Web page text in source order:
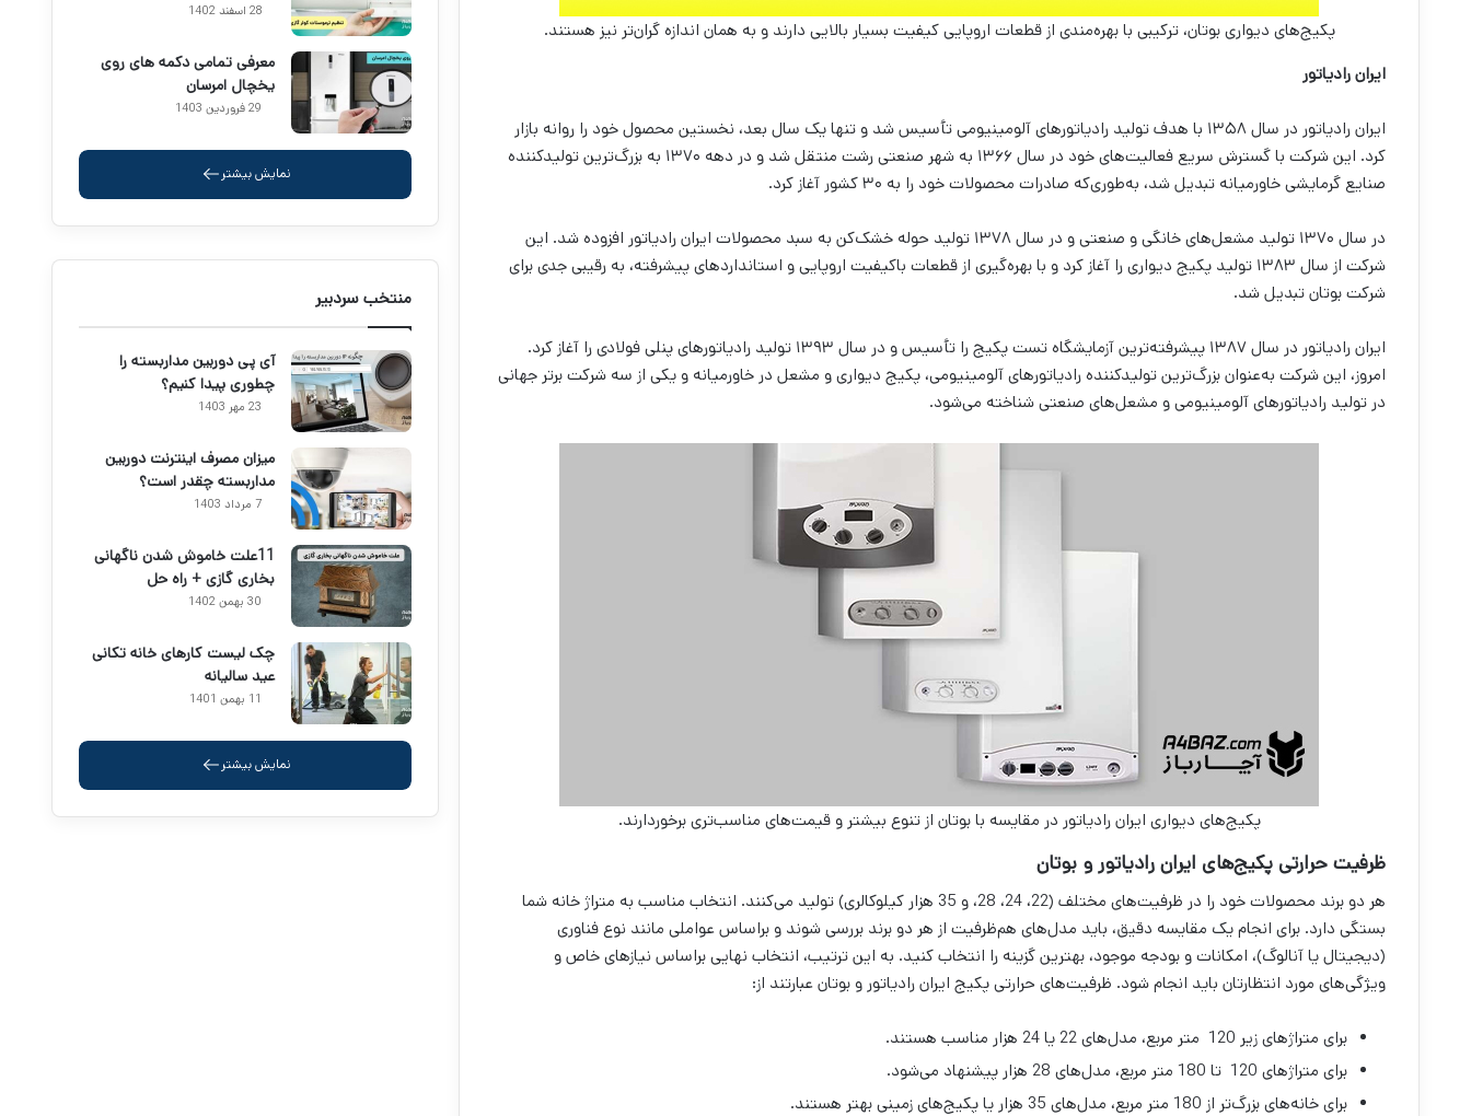
پکیج‌های دیواری بوتان، ترکیبی با بهر‌ه‌مندی از قطعات اروپایی کیفیت بسیار بالایی دارند و به همان اندازه گران‌تر نیز هستند.
ایران رادیاتور
ایران رادیاتور در سال ۱۳۵۸ با هدف تولید رادیاتورهای آلومینیومی تأسیس شد و تنها یک سال بعد، نخستین محصول خود را روانه بازار
کرد. این شرکت با گسترش سریع فعالیت‌های خود در سال ۱۳۶۶ به شهر صنعتی رشت منتقل شد و در دهه ۱۳۷۰ به بزرگ‌ترین تولیدکننده
صنایع گرمایشی خاورمیانه تبدیل شد، به‌طوری‌که صادرات محصولات خود را به ۳۰ کشور آغاز کرد.
در سال ۱۳۷۰ تولید مشعل‌های خانگی و صنعتی و در سال ۱۳۷۸ تولید حوله خشک‌کن به سبد محصولات ایران رادیاتور افزوده شد. این
شرکت از سال ۱۳۸۳ تولید پکیج دیواری را آغاز کرد و با بهره‌گیری از قطعات باکیفیت اروپایی و استانداردهای پیشرفته، به رقیبی جدی برای
شرکت بوتان تبدیل شد.
ایران رادیاتور در سال ۱۳۸۷ پیشرفته‌ترین آزمایشگاه تست پکیج را تأسیس و در سال ۱۳۹۳ تولید رادیاتورهای پنلی فولادی را آغاز کرد.
امروز، این شرکت به‌عنوان بزرگ‌ترین تولیدکننده رادیاتورهای آلومینیومی، پکیج دیواری و مشعل در خاورمیانه و یکی از سه شرکت برتر جهانی
در تولید رادیاتورهای آلومینیومی و مشعل‌های صنعتی شناخته می‌شود.
پکیج‌های دیواری ایران رادیاتور در مقایسه با بوتان از تنوع بیشتر و قیمت‌های مناسب‌تری برخوردارند.
ظرفیت حرارتی پکیج‌های ایران رادیاتور و بوتان
هر دو برند محصولات خود را در ظرفیت‌های مختلف (22، 24، 28، و 35 هزار کیلوکالری) تولید می‌کنند. انتخاب مناسب به متراژ خانه شما
بستگی دارد. برای انجام یک مقایسه دقیق، باید مدل‌های هم‌ظرفیت از هر دو برند بررسی شوند و براساس عواملی مانند نوع فناوری
(دیجیتال یا آنالوگ)، امکانات و بودجه موجود، بهترین گزینه را انتخاب کنید. به این ترتیب، انتخاب نهایی براساس نیازهای خاص و
ویژگی‌های مورد انتظارتان باید انجام ‌شود. ظرفیت‌های حرارتی پکیج ایران رادیاتور و بوتان عبارتند از:
برای متراژهای زیر 120 متر مربع، مدل‌های 22 یا 24 هزار مناسب هستند.
برای متراژهای 120 تا 180 متر مربع، مدل‌های 28 هزار پیشنهاد می‌شود.
برای خانه‌های بزرگ‌تر از 180 متر مربع، مدل‌های 35 هزار یا پکیج‌های زمینی بهتر هستند.
28 اسفند 1402
معرفی تمامی دکمه های روی
یخچال امرسان
29 فروردین 1403
نمایش بیشتر
منتخب سردبیر
آی پی دوربین مداربسته را
چطوری پیدا کنیم؟
23 مهر 1403
میزان مصرف اینترنت دوربین
مداربسته چقدر است؟
7 مرداد 1403
11علت خاموش شدن ناگهانی
بخاری گازی + راه حل
30 بهمن 1402
چک لیست کارهای خانه تکانی
عید سالیانه
11 بهمن 1401
نمایش بیشتر